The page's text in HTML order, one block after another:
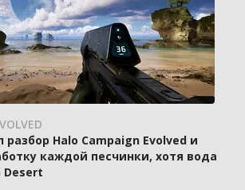
Halo Campaign Evolved и
каждой песчинки, хотя вода
Desert